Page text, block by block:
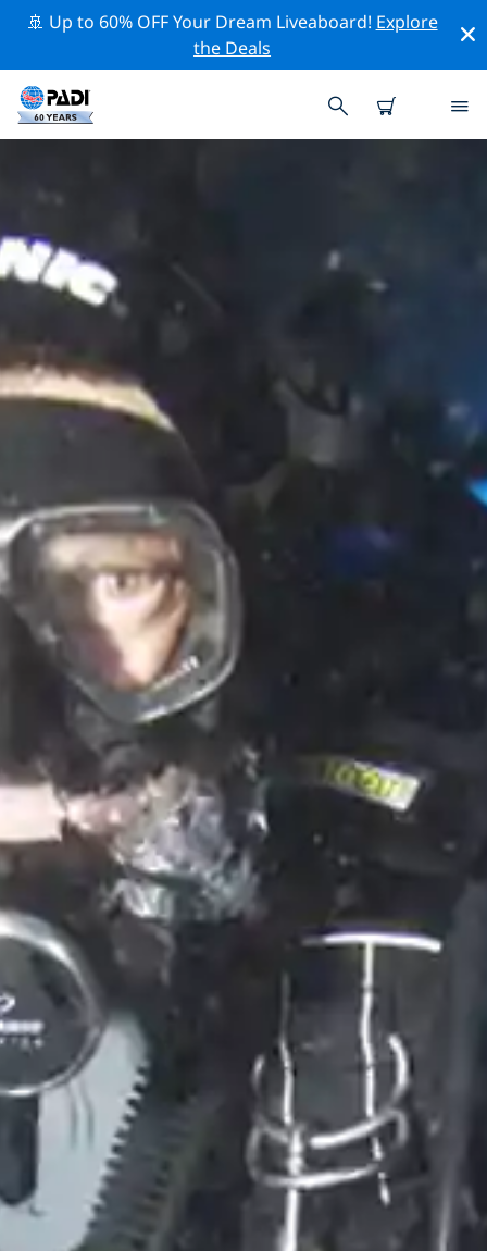
🚢 Up to 60% OFF Your Dream Liveaboard! Explore
the Deals